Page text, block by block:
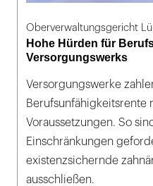
Oberverwaltungsgericht
Hohe Hürden für
Versorgungswerks
Versorgungswerke
Berufsunfähigkeitsrente
Voraussetzungen. So
Einschränkungen
existenzsichernde
ausschließen.